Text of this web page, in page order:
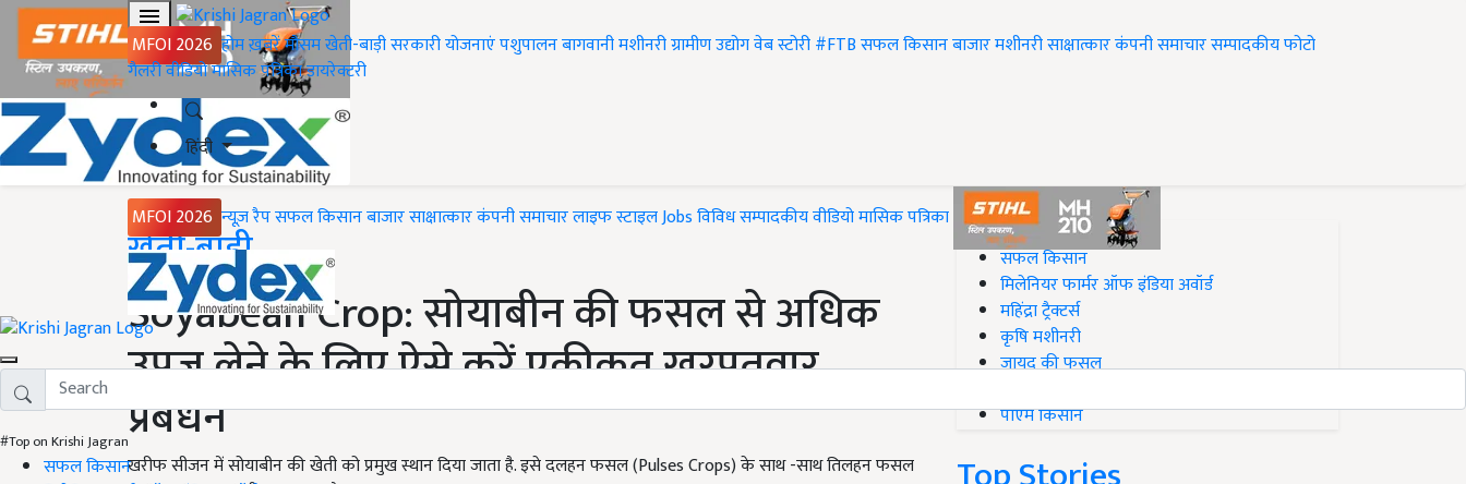
MFOI 2026 होमख़बरेंमौसमखेती-बाड़ीसरकारी योजनाएंपशुपालनबागवानीमशीनरीग्रामीण उद्योगवेब स्टोरी#FTBसफल किसानबाजारमशीनरीसाक्षात्कारकंपनी समाचारसम्पादकीयफोटो
गैलरीवीडियोमासिक पत्रिकाडायरेक्टरी
हिंदी
MFOI 2026 न्यूज़ रैपसफल किसानबाजारसाक्षात्कारकंपनी समाचारलाइफ स्टाइलJobsविविधसम्पादकीयवीडियोमासिक पत्रिका
#Top on Krishi Jagran
सफल किसान
Home
खेती-बाड़ी
Soyabean Crop: सोयाबीन की फसल से अधिक
उपज लेने के लिए ऐसे करें एकीकृत खरपतवार
प्रबंधन
खरीफ सीजन में सोयाबीन की खेती को प्रमुख स्थान दिया जाता है. इसे दलहन फसल (Pulses Crops) के साथ -साथ तिलहन फसल
#Top on Krishi Jagran
सफल किसान
मिलेनियर फार्मर ऑफ इंडिया अवॉर्ड
महिंद्रा ट्रैक्टर्स
कृषि मशीनरी
जायद की फसल
पीएम किसान